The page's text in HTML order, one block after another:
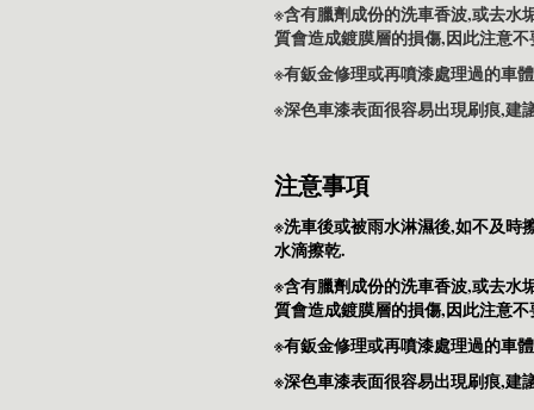
※含有臘劑成份的洗車香波,或去水
質會造成鍍膜層的損傷,因此注意
※有鈑金修理或再噴漆處理過的車
※深色車漆表面很容易出現刷痕,建
注意事項
※洗車後或被雨水淋濕後,如不及時
水滴擦乾.
※含有臘劑成份的洗車香波,或去水
質會造成鍍膜層的損傷,因此注意
※有鈑金修理或再噴漆處理過的車
※深色車漆表面很容易出現刷痕,建